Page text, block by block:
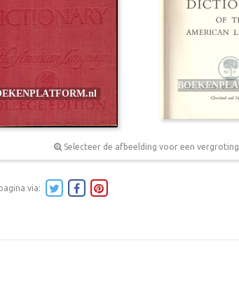
Selecteer de afbeelding voor een vergroting
via: